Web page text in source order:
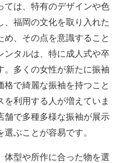
ては、特有のデザインや色
福岡の文化を取り入れた
、その点を意識すること
ンタルは、特に成人式や卒
。多くの女性が新たに振袖
で綺麗な振袖を持つこと
利用する人が増えていま
舗で多種多様な振袖が展示
ぶことが容易です。
体型や所作に合った物を選